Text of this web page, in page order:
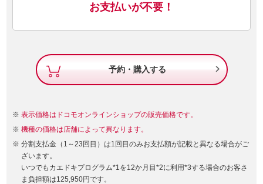
お支払いが不要！
予約・購入する 
表示価格はドコモオンラインショップの販売価格です。
機種の価格は店舗によって異なります。
分割支払金（1～23回目）は1回目のみお支払額が記載と異なる場合がご
ざいます。
いつでもカエドキプログラム*1を12か月目*2に利用*3する場合のお客さ
ま負担額は125,950円です。